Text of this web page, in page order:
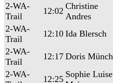
2-WA-
Trail
12:02 Christine
Andres
2-WA-
Trail
12:10 Ida Blersch
2-WA-
Trail
12:17 Doris Münch
2-WA-
12:25 Sophie Luise